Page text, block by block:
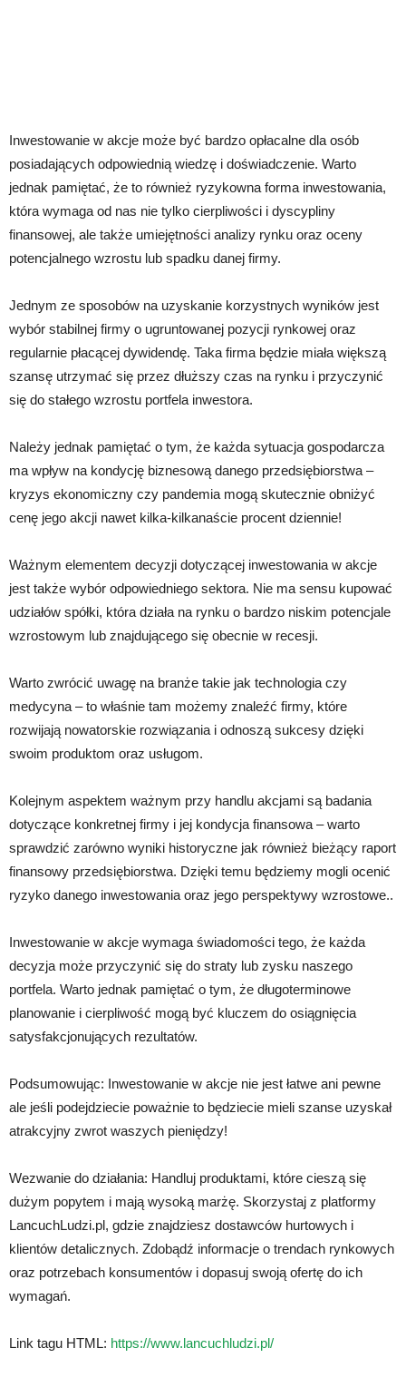
Inwestowanie w akcje może być bardzo opłacalne dla osób
posiadających odpowiednią wiedzę i doświadczenie. Warto
jednak pamiętać, że to również ryzykowna forma inwestowania,
która wymaga od nas nie tylko cierpliwości i dyscypliny
finansowej, ale także umiejętności analizy rynku oraz oceny
potencjalnego wzrostu lub spadku danej firmy.
Jednym ze sposobów na uzyskanie korzystnych wyników jest
wybór stabilnej firmy o ugruntowanej pozycji rynkowej oraz
regularnie płacącej dywidendę. Taka firma będzie miała większą
szansę utrzymać się przez dłuższy czas na rynku i przyczynić
się do stałego wzrostu portfela inwestora.
Należy jednak pamiętać o tym, że każda sytuacja gospodarcza
ma wpływ na kondycję biznesową danego przedsiębiorstwa –
kryzys ekonomiczny czy pandemia mogą skutecznie obniżyć
cenę jego akcji nawet kilka-kilkanaście procent dziennie!
Ważnym elementem decyzji dotyczącej inwestowania w akcje
jest także wybór odpowiedniego sektora. Nie ma sensu kupować
udziałów spółki, która działa na rynku o bardzo niskim potencjale
wzrostowym lub znajdującego się obecnie w recesji.
Warto zwrócić uwagę na branże takie jak technologia czy
medycyna – to właśnie tam możemy znaleźć firmy, które
rozwijają nowatorskie rozwiązania i odnoszą sukcesy dzięki
swoim produktom oraz usługom.
Kolejnym aspektem ważnym przy handlu akcjami są badania
dotyczące konkretnej firmy i jej kondycja finansowa – warto
sprawdzić zarówno wyniki historyczne jak również bieżący raport
finansowy przedsiębiorstwa. Dzięki temu będziemy mogli ocenić
ryzyko danego inwestowania oraz jego perspektywy wzrostowe..
Inwestowanie w akcje wymaga świadomości tego, że każda
decyzja może przyczynić się do straty lub zysku naszego
portfela. Warto jednak pamiętać o tym, że długoterminowe
planowanie i cierpliwość mogą być kluczem do osiągnięcia
satysfakcjonujących rezultatów.
Podsumowując: Inwestowanie w akcje nie jest łatwe ani pewne
ale jeśli podejdziecie poważnie to będziecie mieli szanse uzyskał
atrakcyjny zwrot waszych pieniędzy!
Wezwanie do działania: Handluj produktami, które cieszą się
dużym popytem i mają wysoką marżę. Skorzystaj z platformy
LancuchLudzi.pl, gdzie znajdziesz dostawców hurtowych i
klientów detalicznych. Zdobądź informacje o trendach rynkowych
oraz potrzebach konsumentów i dopasuj swoją ofertę do ich
wymagań.
Link tagu HTML: https://www.lancuchludzi.pl/